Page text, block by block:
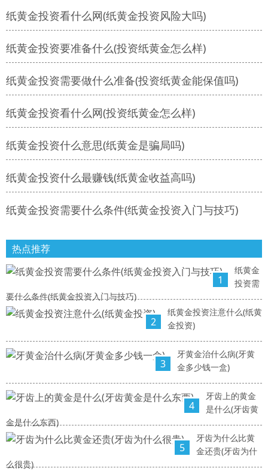
纸黄金投资看什么网(纸黄金投资风险大吗)
纸黄金投资要准备什么(投资纸黄金怎么样)
纸黄金投资需要做什么准备(投资纸黄金能保值吗)
纸黄金投资看什么网(投资纸黄金怎么样)
纸黄金投资什么意思(纸黄金是骗局吗)
纸黄金投资什么最赚钱(纸黄金收益高吗)
纸黄金投资需要什么条件(纸黄金投资入门与技巧)
热点推荐
1
纸黄金
投资需
要什么条件(纸黄金投资入门与技巧)
2
纸黄金投资注意什么(纸黄
金投资)
3
牙黄金治什么病(牙黄
金多少钱一盒)
4
牙齿上的黄金
是什么(牙齿黄
金是什么东西)
5
牙齿为什么比黄
金还贵(牙齿为什
么很贵)